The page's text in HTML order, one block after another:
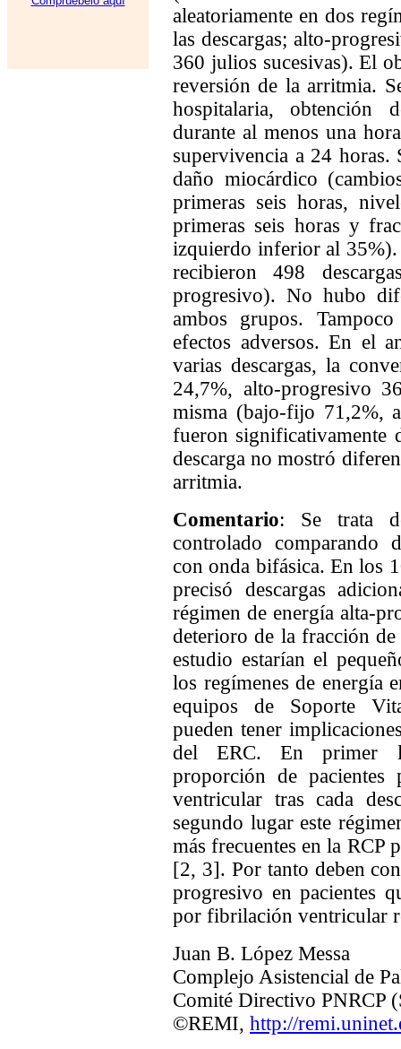
aleatoriamente en dos
las descargas; alto-
360 julios sucesivas). El
reversión de la arritmia.
hospitalaria, obtención
durante al menos una
supervivencia a 24 horas.
daño miocárdico
primeras seis horas,
primeras seis horas y
izquierdo inferior al 35%).
recibieron 498
progresivo). No hubo
ambos grupos.
efectos adversos. En el
varias descargas, la
24,7%, alto-progresivo
misma (bajo-fijo 71,2%,
fueron significativamente
descarga no mostró
arritmia.
Comentario: Se trata
controlado comparando
con onda bifásica. En los
precisó descargas
régimen de energía alta-
deterioro de la fracción
estudio estarían el
los regímenes de energía
equipos de Soporte
pueden tener
del ERC. En primer
proporción de pacientes
ventricular tras cada
segundo lugar este
más frecuentes en la RCP
[2, 3]. Por tanto deben
progresivo en pacientes
por fibrilación ventricular
Juan B. López Messa
Complejo Asistencial de
Comité Directivo PNRCP
©REMI, http://